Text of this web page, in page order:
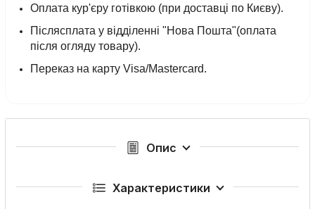
Оплата кур'єру готівкою (при доставці по Києву).
Післясплата у відділенні "Нова Пошта"(оплата
після огляду товару).
Переказ на карту Visa/Mastercard.
Опис
Характеристики